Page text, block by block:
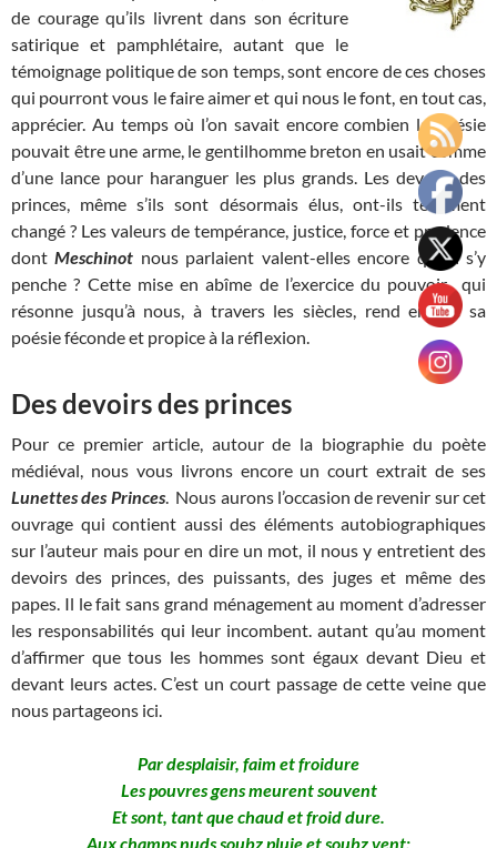
de courage qu’ils livrent dans son écriture
satirique et pamphlétaire, autant que le
témoignage politique de son temps, sont encore de ces choses
qui pourront vous le faire aimer et qui nous le font, en tout cas,
apprécier. Au temps où l’on savait encore combien la poésie
pouvait être une arme, le gentilhomme breton en usait comme
d’une lance pour haranguer les plus grands. Les devoirs des
princes, même s’ils sont désormais élus, ont-ils tellement
changé ? Les valeurs de tempérance, justice, force et prudence
dont Meschinot nous parlaient valent-elles encore qu’on s’y
penche ? Cette mise en abîme de l’exercice du pouvoir qui
résonne jusqu’à nous, à travers les siècles, rend encore sa
poésie féconde et propice à la réflexion.
Des devoirs des princes
Pour ce premier article, autour de la biographie du poète
médiéval, nous vous livrons encore un court extrait de ses
Lunettes des Princes. Nous aurons l’occasion de revenir sur cet
ouvrage qui contient aussi des éléments autobiographiques
sur l’auteur mais pour en dire un mot, il nous y entretient des
devoirs des princes, des puissants, des juges et même des
papes. Il le fait sans grand ménagement au moment d’adresser
les responsabilités qui leur incombent. autant qu’au moment
d’affirmer que tous les hommes sont égaux devant Dieu et
devant leurs actes. C’est un court passage de cette veine que
nous partageons ici.
Par desplaisir, faim et froidure
Les pouvres gens meurent souvent
Et sont, tant que chaud et froid dure.
Aux champs nuds soubz pluie et soubz vent;